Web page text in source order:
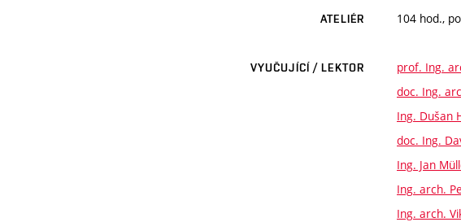
ATELIÉR 104 hod.,
VYUČUJÍCÍ / LEKTOR
prof. Ing.
doc. Ing.
Ing. Dušan
doc. Ing.
Ing. Jan
Ing. arch.
Ing. arch.